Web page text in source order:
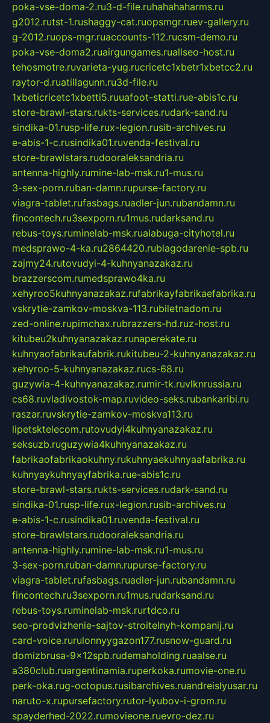
poka-vse-doma-2.ru3-d-file.ruhahahaharms.ru
g2012.rutst-1.rushaggy-cat.ruopsmgr.ruev-gallery.ru
g-2012.ruops-mgr.ruaccounts-112.rucsm-demo.ru
poka-vse-doma2.ruairgungames.ruallseo-host.ru
tehosmotre.ruvarieta-yug.rucricetc1xbetr1xbetcc2.ru
raytor-d.ruatillagunn.ru3d-file.ru
1xbeticricetc1xbetti5.ruuafoot-statti.rue-abis1c.ru
store-brawl-stars.rukts-services.rudark-sand.ru
sindika-01.rusp-life.rux-legion.rusib-archives.ru
e-abis-1-c.rusindika01.ruvenda-festival.ru
store-brawlstars.rudooraleksandria.ru
antenna-highly.rumine-lab-msk.ru1-mus.ru
3-sex-porn.ruban-damn.rupurse-factory.ru
viagra-tablet.rufasbags.ruadler-jun.rubandamn.ru
fincontech.ru3sexporn.ru1mus.rudarksand.ru
rebus-toys.ruminelab-msk.rualabuga-cityhotel.ru
medsprawo-4-ka.ru2864420.rublagodarenie-spb.ru
zajmy24.rutovudyi-4-kuhnyanazakaz.ru
brazzerscom.rumedsprawo4ka.ru
xehyroo5kuhnyanazakaz.rufabrikayfabrikaefabrika.ru
vskrytie-zamkov-moskva-113.rubiletnadom.ru
zed-online.rupimchax.rubrazzers-hd.ruz-host.ru
kitubeu2kuhnyanazakaz.runaperekate.ru
kuhnyaofabrikaufabrik.rukitubeu-2-kuhnyanazakaz.ru
xehyroo-5-kuhnyanazakaz.rucs-68.ru
guzywia-4-kuhnyanazakaz.rumir-tk.ruvlknrussia.ru
cs68.ruvladivostok-map.ruvideo-seks.rubankaribi.ru
raszar.ruvskrytie-zamkov-moskva113.ru
lipetsktelecom.rutovudyi4kuhnyanazakaz.ru
seksuzb.ruguzywia4kuhnyanazakaz.ru
fabrikaofabrikaokuhny.rukuhnyaekuhnyaafabrika.ru
kuhnyaykuhnyayfabrika.rue-abis1c.ru
store-brawl-stars.rukts-services.rudark-sand.ru
sindika-01.rusp-life.rux-legion.rusib-archives.ru
e-abis-1-c.rusindika01.ruvenda-festival.ru
store-brawlstars.rudooraleksandria.ru
antenna-highly.rumine-lab-msk.ru1-mus.ru
3-sex-porn.ruban-damn.rupurse-factory.ru
viagra-tablet.rufasbags.ruadler-jun.rubandamn.ru
fincontech.ru3sexporn.ru1mus.rudarksand.ru
rebus-toys.ruminelab-msk.rurtdco.ru
seo-prodvizhenie-sajtov-stroitelnyh-kompanij.ru
card-voice.rurulonnyygazon177.rusnow-guard.ru
domizbrusa-9x12spb.rudemaholding.ruaalse.ru
a380club.ruargentinamia.ruperkoka.rumovie-one.ru
perk-oka.rug-octopus.rusibarchives.ruandreislyusar.ru
naruto-x.rupursefactory.rutor-lyubov-i-grom.ru
spayderhed-2022.rumovieone.ruevro-dez.ru